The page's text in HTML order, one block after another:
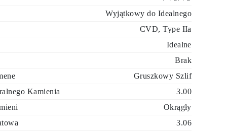
Wyjątkowy do Idealnego
CVD, Type IIa
Idealne
Brak
Gruszkowy Szlif
Kamienia
3.00
Okrągły
3.06